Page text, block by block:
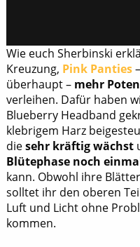
Wie euch Sherbinski
Kreuzung, Pink Panties
überhaupt – mehr
verleihen. Dafür haben
Blueberry Headband
klebrigem Harz
diesehr kräftig wächst
Blütephase noch
kann. Obwohl ihre
solltet ihr den oberen
Luft und Licht ohne
kommen.